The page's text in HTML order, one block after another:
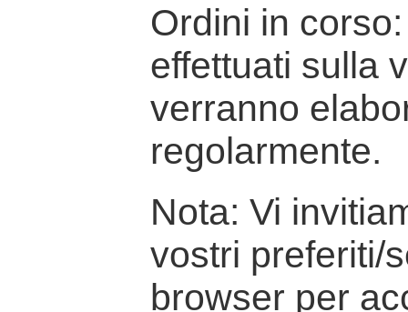
Ordini in
effettuati sulla
verranno
regolarmente.
Nota: Vi
vostri preferiti/
browser per